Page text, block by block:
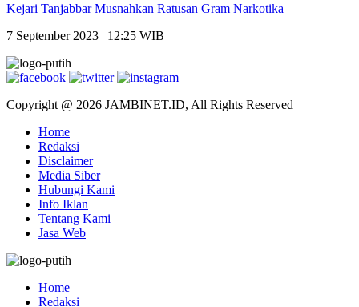
Kejari Tanjabbar Musnahkan Ratusan Gram Narkotika
7 September 2023 | 12:25 WIB
Copyright @ 2026 JAMBINET.ID, All Rights Reserved
Home
Redaksi
Disclaimer
Media Siber
Hubungi Kami
Info Iklan
Tentang Kami
Jasa Web
Home
Redaksi